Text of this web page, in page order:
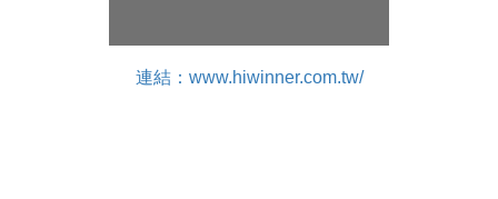
連結：www.hiwinner.com.tw/